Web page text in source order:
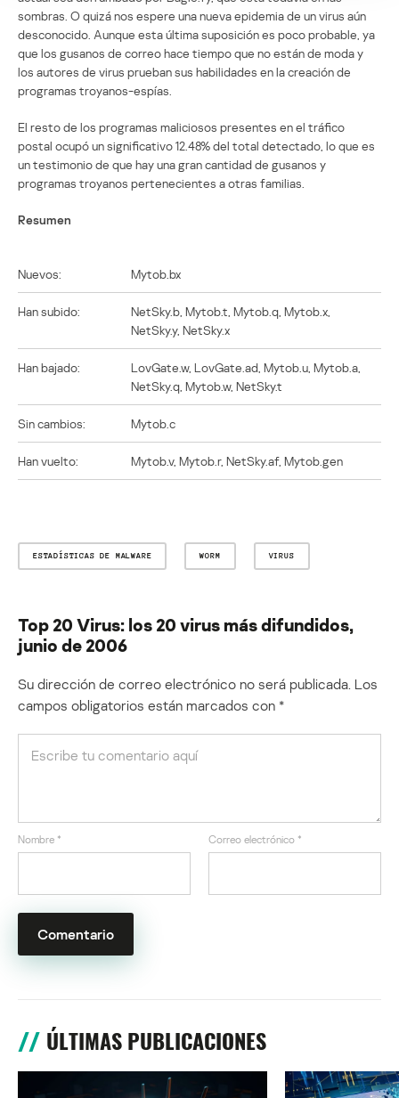
sombras. O quizá nos espere una nueva epidemia de un virus aún
desconocido. Aunque esta última suposición es poco probable, ya
que los gusanos de correo hace tiempo que no están de moda y
los autores de virus prueban sus habilidades en la creación de
programas troyanos-espías.
El resto de los programas maliciosos presentes en el tráfico
postal ocupó un significativo 12.48% del total detectado, lo que es
un testimonio de que hay una gran cantidad de gusanos y
programas troyanos pertenecientes a otras familias.
Resumen
Nuevos: Mytob.bx
Han subido:
NetSky.b, Mytob.t, Mytob.q, Mytob.x,
NetSky.y, NetSky.x
Han bajado:
LovGate.w, LovGate.ad, Mytob.u, Mytob.a,
NetSky.q, Mytob.w, NetSky.t
Sin cambios: Mytob.c
Han vuelto: Mytob.v, Mytob.r, NetSky.af, Mytob.gen
ESTADÍSTICAS DE MALWARE WORM VIRUS
Top 20 Virus: los 20 virus más difundidos,
junio de 2006
Su dirección de correo electrónico no será publicada. Los
campos obligatorios están marcados con *
Nombre * Correo electrónico *
ÚLTIMAS PUBLICACIONES